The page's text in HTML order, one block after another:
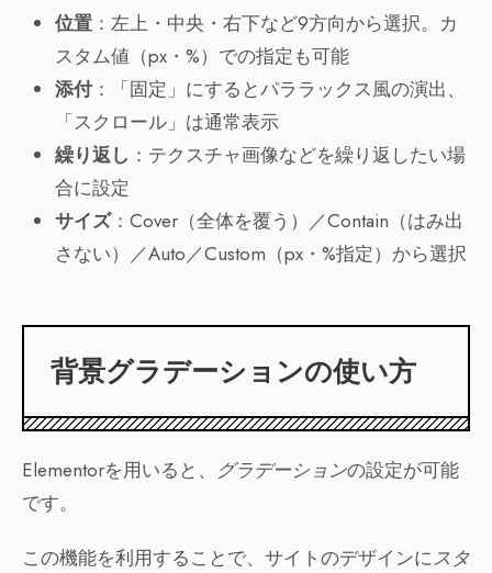
位置 ：左上・中央・右下など9方向から選択。カ
スタム値（px・%）での指定も可能
添付：「固定」にするとパララックス風の演出、
「スクロール」は通常表示
繰り返し ：テクスチャ画像などを繰り返したい場
合に設定
サイズ：Cover（全体を覆う）／Contain（はみ出
さない）／Auto／Custom（px・%指定）から選択
背景グラデーションの使い方
Elementorを用いると、 グラデーションの設定が可能
です。
この機能を利用することで、サイトのデザインにスタ